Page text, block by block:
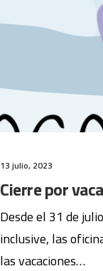
13 julio, 2023
Cierre por
Desde el 31 de
inclusive, las
las vacaciones…